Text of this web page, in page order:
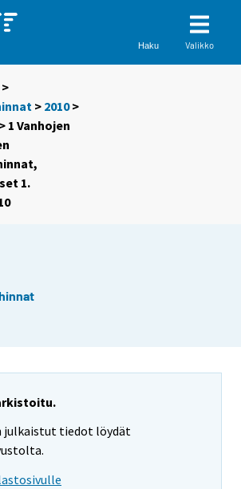
Haku Valikko
>
> 2010>
> 1 Vanhojen
1.
julkaistut tiedot löydät